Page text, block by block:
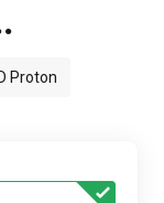
Proton